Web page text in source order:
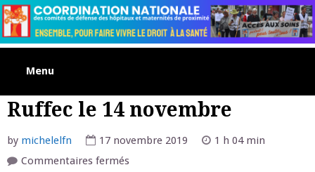
Skip
to
content
Menu
Ruffec le 14 novembre
by michelelfn 17 novembre 2019
1 h 04 min
Commentaires ferméssur